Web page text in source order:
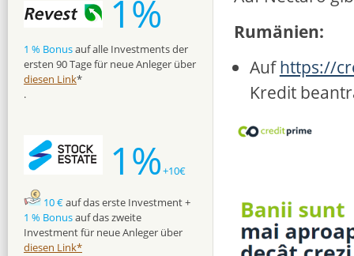
Rumänien:
Aufhttps://
Kredit
1%
1 % Bonusauf alle Investments der
ersten 90 Tage für neue Anleger über
diesen Link*
.
1%+10€
10 €auf das erste Investment +
1 % Bonusauf das zweite
Investment für neue Anleger über
diesen Link*